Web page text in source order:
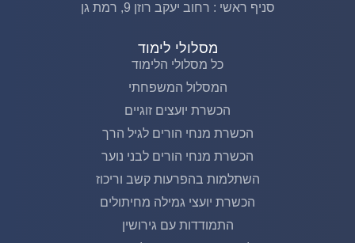
סניף ראשי : רחוב יעקב רוזן 9, רמת גן
מסלולי לימוד
כל מסלולי הלימוד
המסלול המשפחתי
הכשרת יועצים זוגיים
הכשרת מנחי הורים לגיל הרך
הכשרת מנחי הורים לבני נוער
השתלמות בהפרעות קשב וריכוז
הכשרת יועצי גמילה מחיתולים
התמודדות עם גירושין